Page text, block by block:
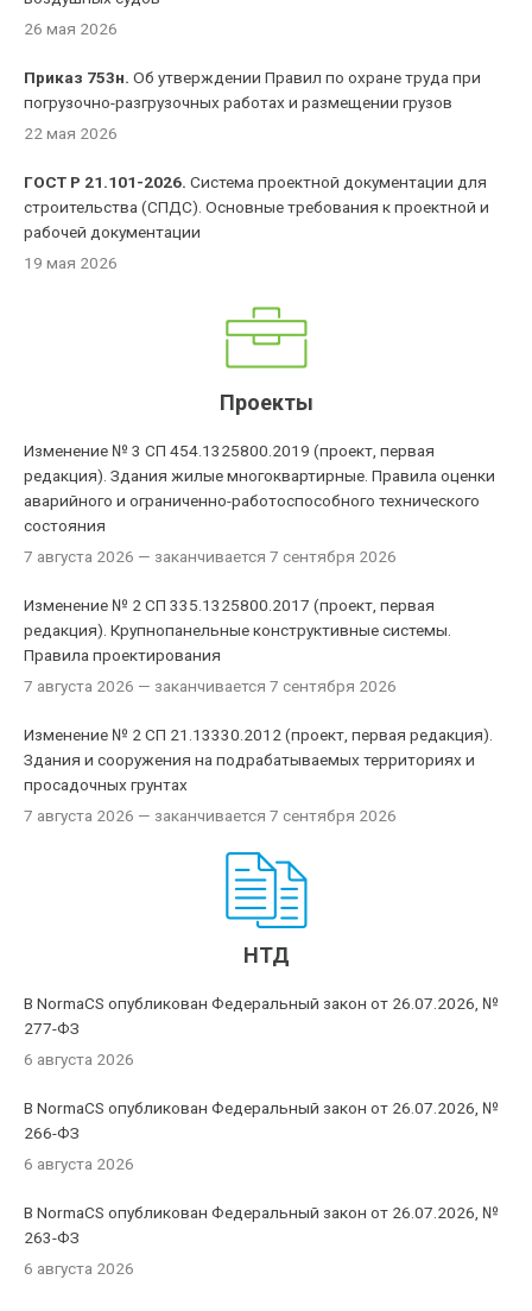
26 мая 2026
Приказ 753н. Об утверждении Правил по охране труда при
погрузочно-разгрузочных работах и размещении грузов
22 мая 2026
ГОСТ Р 21.101-2026. Система проектной документации для
строительства (СПДС). Основные требования к проектной и
рабочей документации
19 мая 2026
Проекты
Изменение № 3 СП 454.1325800.2019 (проект, первая
редакция). Здания жилые многоквартирные. Правила оценки
аварийного и ограниченно-работоспособного технического
состояния
7 августа 2026 — заканчивается 7 сентября 2026
Изменение № 2 СП 335.1325800.2017 (проект, первая
редакция). Крупнопанельные конструктивные системы.
Правила проектирования
7 августа 2026 — заканчивается 7 сентября 2026
Изменение № 2 СП 21.13330.2012 (проект, первая редакция).
Здания и сооружения на подрабатываемых территориях и
просадочных грунтах
7 августа 2026 — заканчивается 7 сентября 2026
НТД
В NormaCS опубликован Федеральный закон от 26.07.2026, №
277-ФЗ
6 августа 2026
В NormaCS опубликован Федеральный закон от 26.07.2026, №
266-ФЗ
6 августа 2026
В NormaCS опубликован Федеральный закон от 26.07.2026, №
263-ФЗ
6 августа 2026